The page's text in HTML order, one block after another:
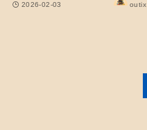
2026-02-03 outix